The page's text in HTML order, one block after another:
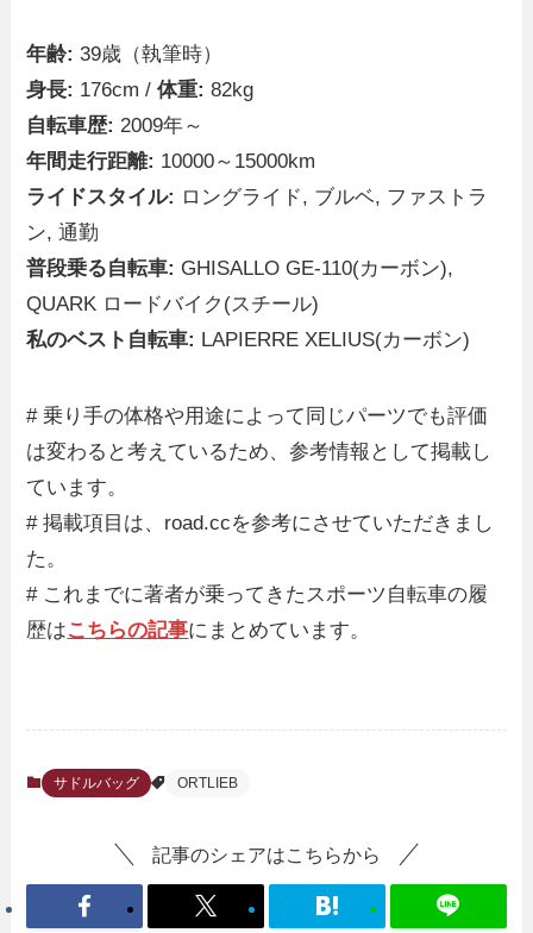
年齢: 39歳（執筆時）
身長: 176cm /体重: 82kg
自転車歴: 2009年～
年間走行距離: 10000～15000km
ライドスタイル: ロングライド, ブルベ, ファストラ
ン, 通勤
普段乗る自転車: GHISALLO GE-110(カーボン),
QUARK ロードバイク(スチール)
私のベスト自転車: LAPIERRE XELIUS(カーボン)
# 乗り手の体格や用途によって同じパーツでも評価
は変わると考えているため、参考情報として掲載し
ています。
# 掲載項目は、road.ccを参考にさせていただきまし
た。
# これまでに著者が乗ってきたスポーツ自転車の履
歴はこちらの記事にまとめています。
サドルバッグ ORTLIEB
記事のシェアはこちらから